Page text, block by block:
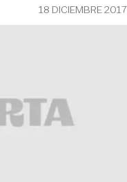
18 DICIEMBRE 2017